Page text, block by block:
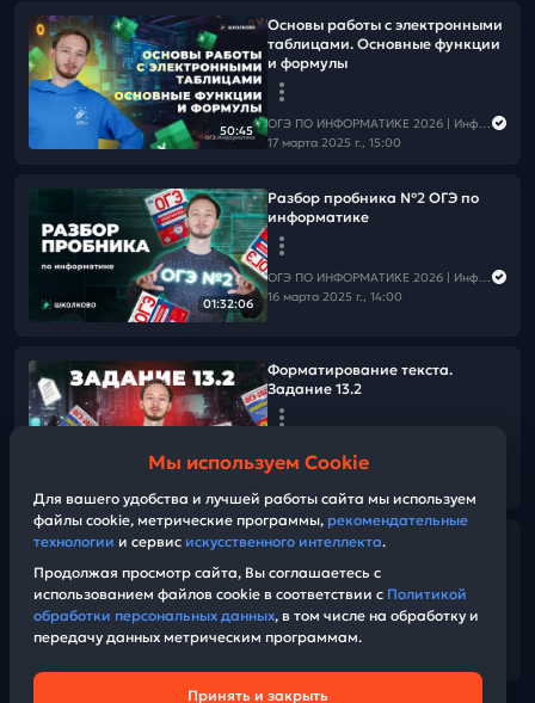
50:45
Основы работы с электронными
таблицами. Основные функции
и формулы
ОГЭ ПО ИНФОРМАТИКЕ 2026 | Информатика с Мане
17 марта 2025 г., 15:00
01:32:06
Разбор пробника №2 ОГЭ по
информатике
ОГЭ ПО ИНФОРМАТИКЕ 2026 | Информатика с Мане
16 марта 2025 г., 14:00
Форматирование текста.
Задание 13.2
13 марта 2025 г., 15:00
НОВЫЙ ПРОТОТИП ЗАДАНИЯ 12
08 марта 2025 г., 15:00
Мы используем Cookie
Для вашего удобства и лучшей работы сайта мы используем
файлы cookie, метрические программы, рекомендательные
технологии и сервис искусственного интеллекта.
Продолжая просмотр сайта, Вы соглашаетесь с
использованием файлов cookie в соответствии с Политикой
обработки персональных данных, в том числе на обработку и
передачу данных метрическим программам.
Принять и закрыть